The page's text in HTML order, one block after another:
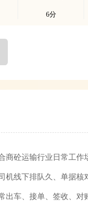
6分
商砼运输行业日常工作
机线下排队久、单据核
车、接单、签收、对